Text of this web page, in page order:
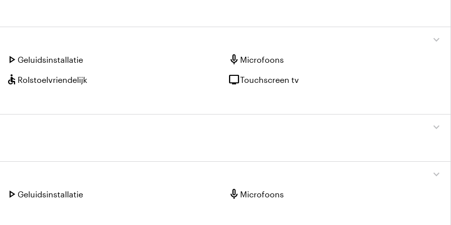
expand_more
play_arrow Geluidsinstallatie mic Microfoons
accessible Rolstoelvriendelijk tvTouchscreen tv
expand_more
expand_more
play_arrow Geluidsinstallatie mic Microfoons